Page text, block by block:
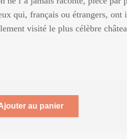
qui, français ou étrangers, ont
visité le plus célèbre
au panier